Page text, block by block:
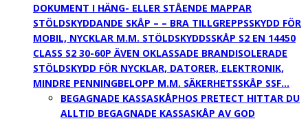
DOKUMENT I HÄNG- ELLER STÅENDE MAPPAR
STÖLDSKYDDANDE SKÅP – – BRA TILLGREPPSSKYDD FÖR
MOBIL, NYCKLAR M.M. STÖLDSKYDDSSKÅP S2 EN 14450
CLASS S2 30-60P ÄVEN OKLASSADE BRANDISOLERADE
STÖLDSKYDD FÖR NYCKLAR, DATORER, ELEKTRONIK,
MINDRE PENNINGBELOPP M.M. SÄKERHETSSKÅP SSF…
BEGAGNADE KASSASKÅPHOS PRETECT HITTAR DU
ALLTID BEGAGNADE KASSASKÅP AV GOD